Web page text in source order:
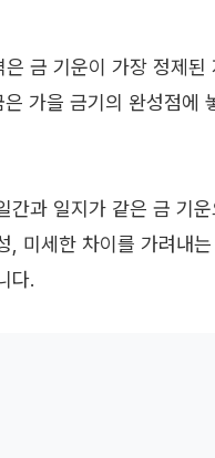
은 금 기운이 가장 정제
가을 금기의 완성점에
간과 일지가 같은 금 기
, 미세한 차이를 가려내
다.